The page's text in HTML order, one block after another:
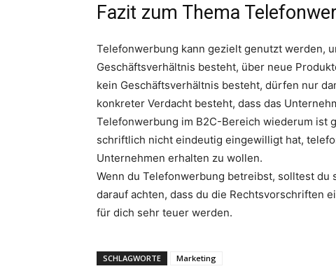
Fazit zum Thema
Telefonwerbung kann gezielt genutzt werden,
Geschäftsverhältnis besteht, über neue
kein Geschäftsverhältnis besteht, dürfen nur
konkreter Verdacht besteht, dass das
Telefonwerbung im B2C-Bereich wiederum ist
schriftlich nicht eindeutig eingewilligt hat,
Unternehmen erhalten zu wollen.
Wenn du Telefonwerbung betreibst, solltest du
darauf achten, dass du die Rechtsvorschriften
für dich sehr teuer werden.
SCHLAGWORTE Marketing